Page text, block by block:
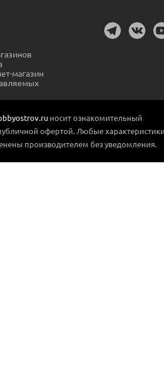
магазин
носит ознакомительный
офертой. Любые
производителем без уведомления.